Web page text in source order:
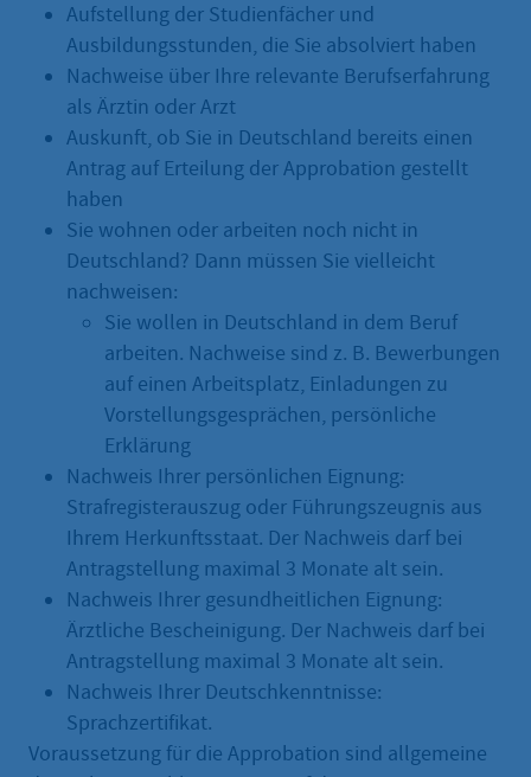
Aufstellung der Studienfächer und
Ausbildungsstunden, die Sie absolviert haben
Nachweise über Ihre relevante Berufserfahrung
als Ärztin oder Arzt
Auskunft, ob Sie in Deutschland bereits einen
Antrag auf Erteilung der Approbation gestellt
haben
Sie wohnen oder arbeiten noch nicht in
Deutschland? Dann müssen Sie vielleicht
nachweisen:
Sie wollen in Deutschland in dem Beruf
arbeiten. Nachweise sind z. B. Bewerbungen
auf einen Arbeitsplatz, Einladungen zu
Vorstellungsgesprächen, persönliche
Erklärung
Nachweis Ihrer persönlichen Eignung:
Strafregisterauszug oder Führungszeugnis aus
Ihrem Herkunftsstaat. Der Nachweis darf bei
Antragstellung maximal 3 Monate alt sein.
Nachweis Ihrer gesundheitlichen Eignung:
Ärztliche Bescheinigung. Der Nachweis darf bei
Antragstellung maximal 3 Monate alt sein.
Nachweis Ihrer Deutschkenntnisse:
Sprachzertifikat.
Voraussetzung für die Approbation sind allgemeine